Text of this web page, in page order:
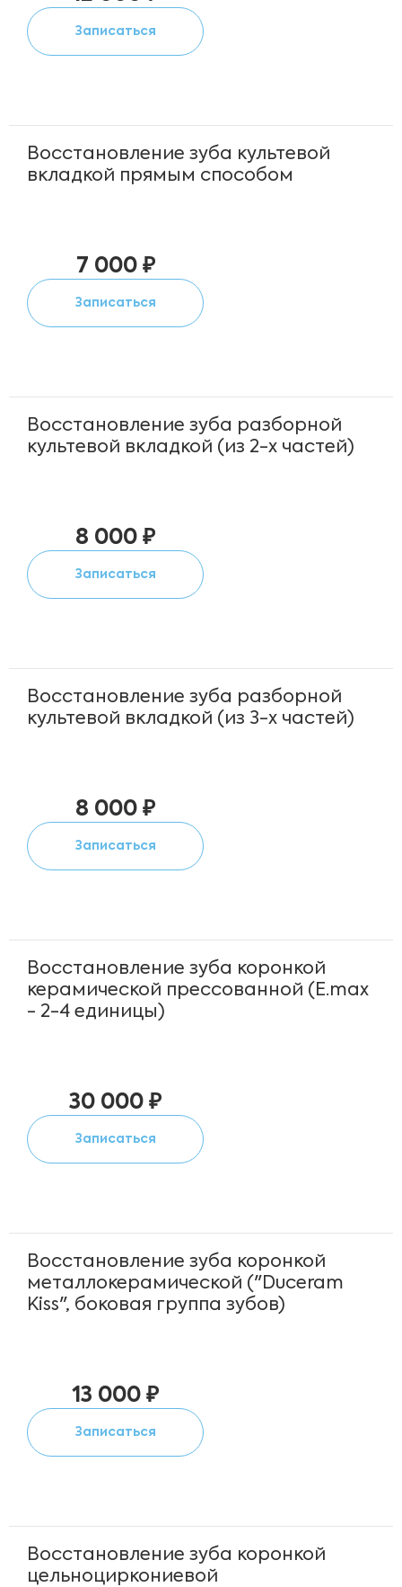
Записаться
Восстановление зуба культевой
вкладкой прямым способом
7 000 ₽
Записаться
Восстановление зуба разборной
культевой вкладкой (из 2-х частей)
8 000 ₽
Записаться
Восстановление зуба разборной
культевой вкладкой (из 3-х частей)
8 000 ₽
Записаться
Восстановление зуба коронкой
керамической прессованной (E.max
- 2-4 единицы)
30 000 ₽
Записаться
Восстановление зуба коронкой
металлокерамической ("Duceram
Kiss", боковая группа зубов)
13 000 ₽
Записаться
Восстановление зуба коронкой
цельноциркониевой